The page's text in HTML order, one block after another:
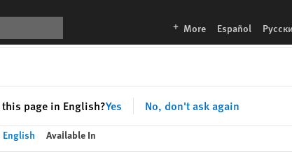
Español
More
languages
page in English?Yes No, don't ask again
Available In
English